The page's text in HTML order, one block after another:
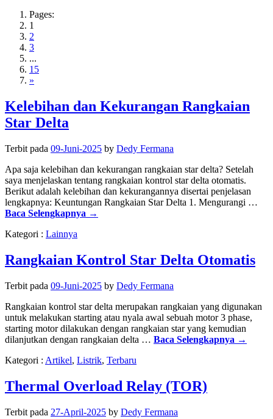
Pages:
1
2
3
...
15
»
Kelebihan dan Kekurangan Rangkaian
Star Delta
Terbit pada 09-Juni-2025 by Dedy Fermana
Apa saja kelebihan dan kekurangan rangkaian star delta? Setelah
saya menjelaskan tentang rangkaian kontrol star delta otomatis.
Berikut adalah kelebihan dan kekurangannya disertai penjelasan
lengkapnya: Keuntungan Rangkaian Star Delta 1. Mengurangi …
Baca Selengkapnya →
Kategori : Lainnya
Rangkaian Kontrol Star Delta Otomatis
Terbit pada 09-Juni-2025 by Dedy Fermana
Rangkaian kontrol star delta merupakan rangkaian yang digunakan
untuk melakukan starting atau nyala awal sebuah motor 3 phase,
starting motor dilakukan dengan rangkaian star yang kemudian
dilanjutkan dengan rangkaian delta … Baca Selengkapnya →
Kategori : Artikel, Listrik, Terbaru
Thermal Overload Relay (TOR)
Terbit pada 27-April-2025 by Dedy Fermana